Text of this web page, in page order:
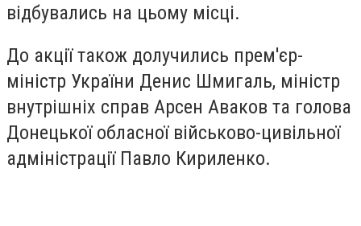
відбувались на цьому місці.
До акції також долучились прем'єр-
міністр України Денис Шмигаль, міністр
внутрішніх справ Арсен Аваков та голова
Донецької обласної військово-цивільної
адміністрації Павло Кириленко.